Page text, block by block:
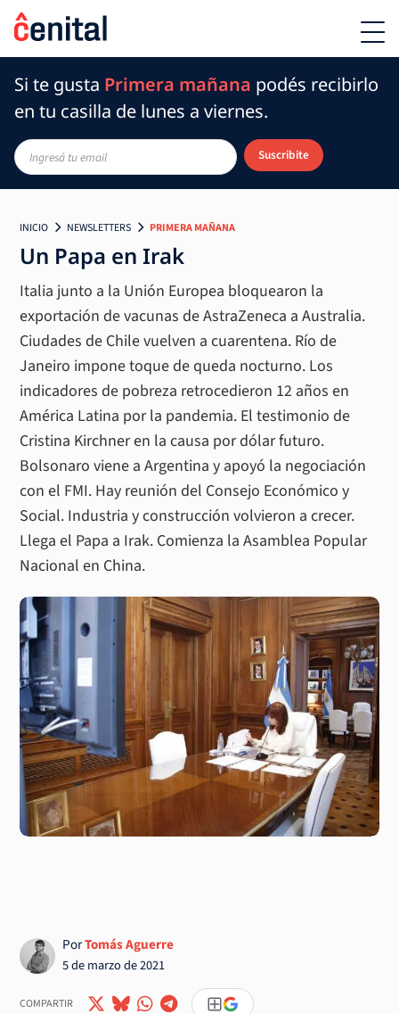
Si te gusta Primera mañana podés recibirlo
en tu casilla de lunes a viernes.
Suscribite
INICIO NEWSLETTERS PRIMERA MAÑANA
Un Papa en Irak
Italia junto a la Unión Europea bloquearon la
exportación de vacunas de AstraZeneca a Australia.
Ciudades de Chile vuelven a cuarentena. Río de
Janeiro impone toque de queda nocturno. Los
indicadores de pobreza retrocedieron 12 años en
América Latina por la pandemia. El testimonio de
Cristina Kirchner en la causa por dólar futuro.
Bolsonaro viene a Argentina y apoyó la negociación
con el FMI. Hay reunión del Consejo Económico y
Social. Industria y construcción volvieron a crecer.
Llega el Papa a Irak. Comienza la Asamblea Popular
Nacional en China.
PorTomás Aguerre
5 de marzo de 2021
COMPARTIR